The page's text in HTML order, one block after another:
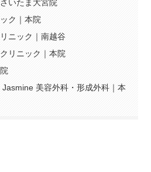
いたま大宮院
ク｜本院
ニック｜南越谷
リニック｜本院
美容外科・形成外科｜本